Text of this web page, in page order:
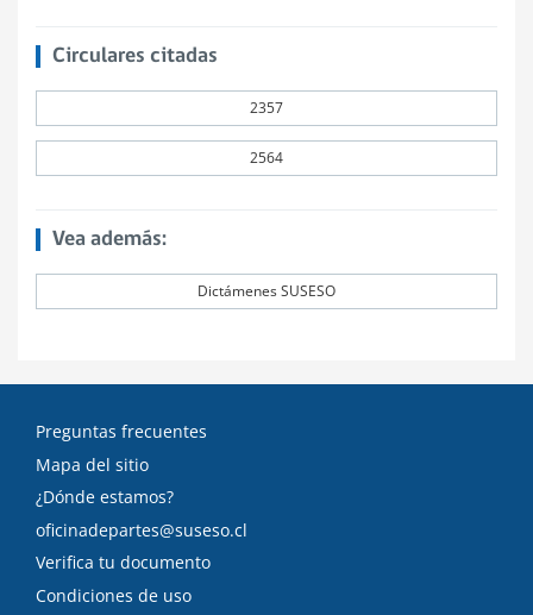
Circulares citadas
2357
2564
Vea además:
Dictámenes SUSESO
Preguntas frecuentes
Mapa del sitio
¿Dónde estamos?
oficinadepartes@suseso.cl
Verifica tu documento
Condiciones de uso